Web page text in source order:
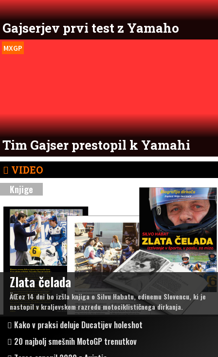
Gajserjev prvi test z Yamaho
MXGP
Tim Gajser prestopil k Yamahi
VIDEO
Knjige
Zlata čelada
ÄŒez 14 dni bo izšla knjiga o Silvu Habatu, edinemu Slovencu, ki je
nastopil v kraljevskem razredu motociklističnega dirkanja.
Kako v praksi deluje Ducatijev holeshot
20 najbolj smešnih MotoGP trenutkov